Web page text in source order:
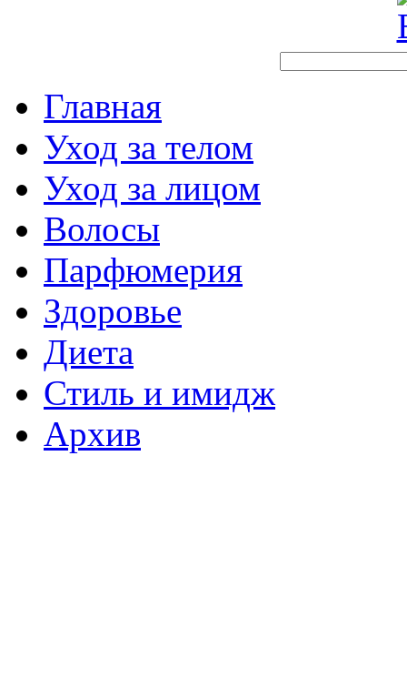
Главная
Уход за телом
Уход за лицом
Волосы
Парфюмерия
Здоровье
Диета
Стиль и имидж
Архив